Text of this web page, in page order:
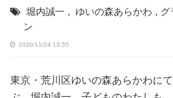
堀内誠一 , ゆいの森あらかわ , グ
ン
2020/11/24 13:55
東京・荒川区ゆいの森あらかわに